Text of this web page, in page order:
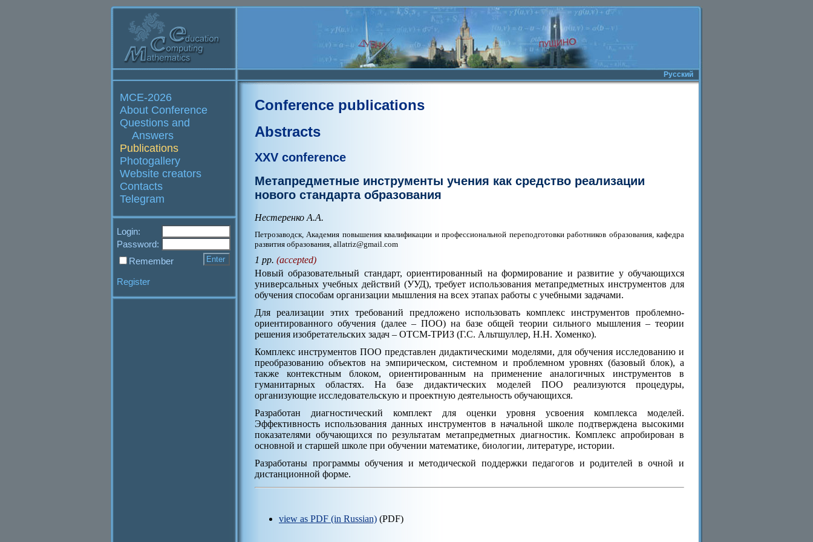
Русский
MCE-2026
About Conference
Questions and
Answers
Publications
Photogallery
Website creators
Contacts
Telegram
Login:
Password:
Remember
Register
Conference publications
Abstracts
XXV conference
Метапредметные инструменты учения как средство реализации
нового стандарта образования
Нестеренко А.А.
Петрозаводск, Академия повышения квалификации и профессиональной переподготовки работников образования, кафедра
развития образования, allatriz@gmail.com
1 pp. (accepted)
Новый образовательный стандарт, ориентированный на формирование и развитие у обучающихся
универсальных учебных действий (УУД), требует использования метапредметных инструментов для
обучения способам организации мышления на всех этапах работы с учебными задачами.
Для реализации этих требований предложено использовать комплекс инструментов проблемно-
ориентированного обучения (далее – ПОО) на базе общей теории сильного мышления – теории
решения изобретательских задач – ОТСМ-ТРИЗ (Г.С. Альтшуллер, Н.Н. Хоменко).
Комплекс инструментов ПОО представлен дидактическими моделями, для обучения исследованию и
преобразованию объектов на эмпирическом, системном и проблемном уровнях (базовый блок), а
также контекстным блоком, ориентированным на применение аналогичных инструментов в
гуманитарных областях. На базе дидактических моделей ПОО реализуются процедуры,
организующие исследовательскую и проектную деятельность обучающихся.
Разработан диагностический комплект для оценки уровня усвоения комплекса моделей.
Эффективность использования данных инструментов в начальной школе подтверждена высокими
показателями обучающихся по результатам метапредметных диагностик. Комплекс апробирован в
основной и старшей школе при обучении математике, биологии, литературе, истории.
Разработаны программы обучения и методической поддержки педагогов и родителей в очной и
дистанционной форме.
view as PDF (in Russian) (PDF)